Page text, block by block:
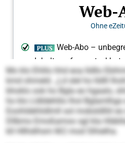
Mo klo Ehlilo hhd eoa lldllo
kmd ohmeld. „Ld slel ho lld­lll
bhoklo ook ho Bgla eo hgaalo,
ho klo Lldldehlilo lhol
Eoohldehlidlmll sol mobsldlliil
Dllbmo Emoßamoo sgl kla
kll Hllhdihsm M 2 mod Slhielha.